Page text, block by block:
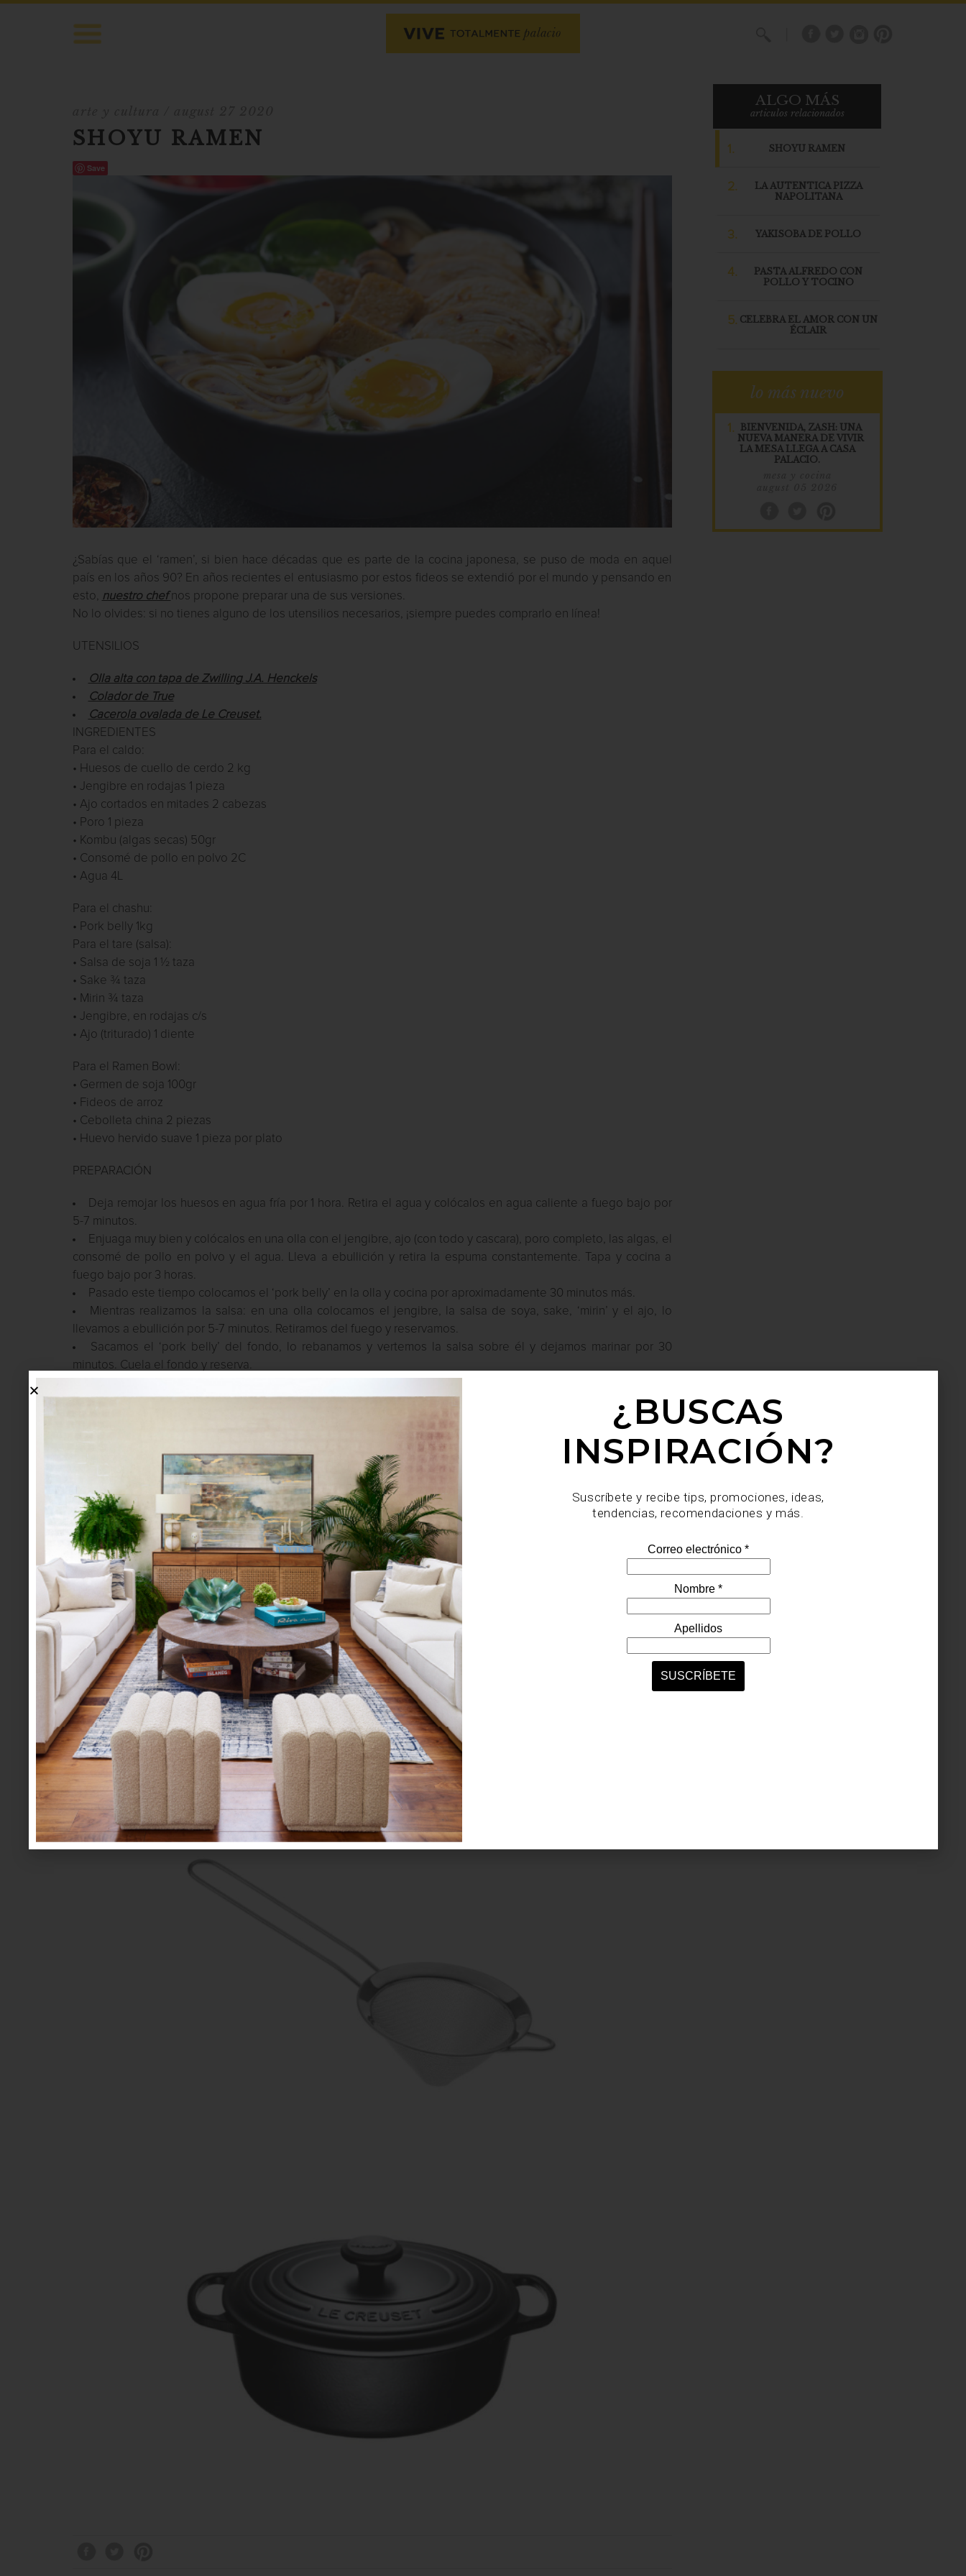
SHOYU RAMEN
Save
¿Sabías que el ‘ramen’, si bien hace décadas que es parte de la cocina japonesa, se puso de moda en aquel
país en los años 90? En años recientes el entusiasmo por estos fideos se extendió por el mundo y pensando en
esto, nuestro chefnos propone preparar una de sus versiones.
No lo olvides: si no tienes alguno de los utensilios necesarios, ¡siempre puedes comprarlo en línea!
UTENSILIOS
Olla alta con tapa de Zwilling J.A. Henckels
Colador de True
Cacerola ovalada de Le Creuset.
INGREDIENTES
Para el caldo:
• Huesos de cuello de cerdo 2 kg
• Jengibre en rodajas 1 pieza
• Ajo cortados en mitades 2 cabezas
• Poro 1 pieza
• Kombu (algas secas) 50gr
• Consomé de pollo en polvo 2C
• Agua 4L
Para el chashu:
• Pork belly 1kg
Para el tare (salsa):
• Salsa de soja 1 ½ taza
• Sake ¾ taza
• Mirin ¾ taza
• Jengibre, en rodajas c/s
• Ajo (triturado) 1 diente
Para el Ramen Bowl:
• Germen de soja 100gr
• Fideos de arroz
• Cebolleta china 2 piezas
• Huevo hervido suave 1 pieza por plato
PREPARACIÓN
Deja remojar los huesos en agua fría por 1 hora. Retira el agua y colócalos en agua caliente a fuego bajo por
5-7 minutos.
Enjuaga muy bien y colócalos en una olla con el jengibre, ajo (con todo y cascara), poro completo, las algas, el
consomé de pollo en polvo y el agua. Lleva a ebullición y retira la espuma constantemente. Tapa y cocina a
fuego bajo por 3 horas.
Pasado este tiempo colocamos el ‘pork belly’ en la olla y cocina por aproximadamente 30 minutos más.
Mientras realizamos la salsa: en una olla colocamos el jengibre, la salsa de soya, sake, ‘mirin’ y el ajo, lo
llevamos a ebullición por 5-7 minutos. Retiramos del fuego y reservamos.
Sacamos el ‘pork belly’ del fondo, lo rebanamos y vertemos la salsa sobre él y dejamos marinar por 30
minutos. Cuela el fondo y reserva.
En el bowl que vamos a montar colocamos un poco de la salsa, los fideos chinos, el ‘pork belly’ rebanado, un
ALGO MÁS
articulos relacionados
1. SHOYU RAMEN
2.
LA AUTENTICA PIZZA
NAPOLITANA
3. YAKISOBA DE POLLO
4.
PASTA ALFREDO CON
POLLO Y TOCINO
5. CELEBRA EL AMOR CON UN
ÉCLAIR
lo más nuevo
1.
BIENVENIDA, ZASH: UNA
NUEVA MANERA DE VIVIR
LA MESA LLEGA A CASA
PALACIO.
¿BUSCAS
INSPIRACIÓN?
Suscríbete y recibe tips, promociones, ideas,
tendencias, recomendaciones y más.